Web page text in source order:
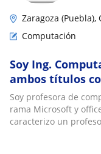
Zaragoza (Puebla),
Computación
Soy Ing.
ambos títulos
Imparto clases
académicos
bachillerato,
Soy profesora de
rama Microsoft y
caracterizo un